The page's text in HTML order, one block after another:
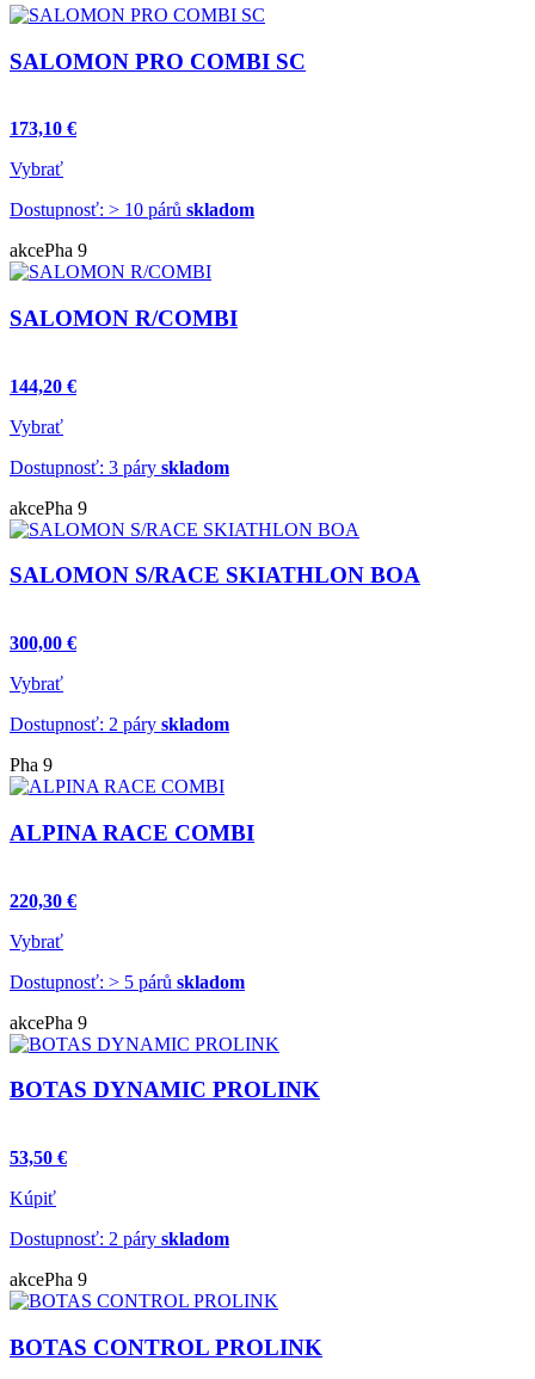
SALOMON PRO COMBI SC
173,10 €
Vybrať
Dostupnosť: > 10 párů skladom
akcePha 9
SALOMON R/COMBI
144,20 €
Vybrať
Dostupnosť: 3 páry skladom
akcePha 9
SALOMON S/RACE SKIATHLON BOA
300,00 €
Vybrať
Dostupnosť: 2 páry skladom
Pha 9
ALPINA RACE COMBI
220,30 €
Vybrať
Dostupnosť: > 5 párů skladom
akcePha 9
BOTAS DYNAMIC PROLINK
53,50 €
Kúpiť
Dostupnosť: 2 páry skladom
akcePha 9
BOTAS CONTROL PROLINK